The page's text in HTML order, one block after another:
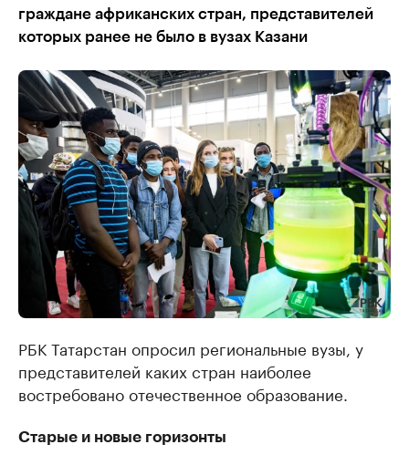
граждане африканских стран, представителей
которых ранее не было в вузах Казани
РБК Татарстан опросил региональные вузы, у
представителей каких стран наиболее
востребовано отечественное образование.
Старые и новые горизонты